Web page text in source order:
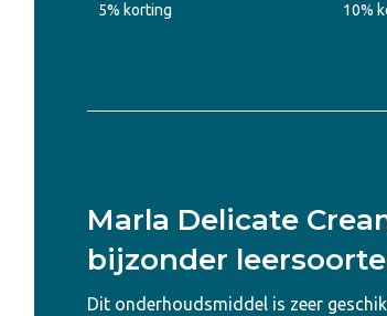
5% korting 10%
Marla Delicate
bijzonder
Dit onderhoudsmiddel is zeer